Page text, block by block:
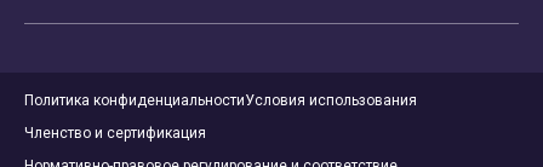
Политика конфиденциальностиУсловия использования
Членство и сертификация